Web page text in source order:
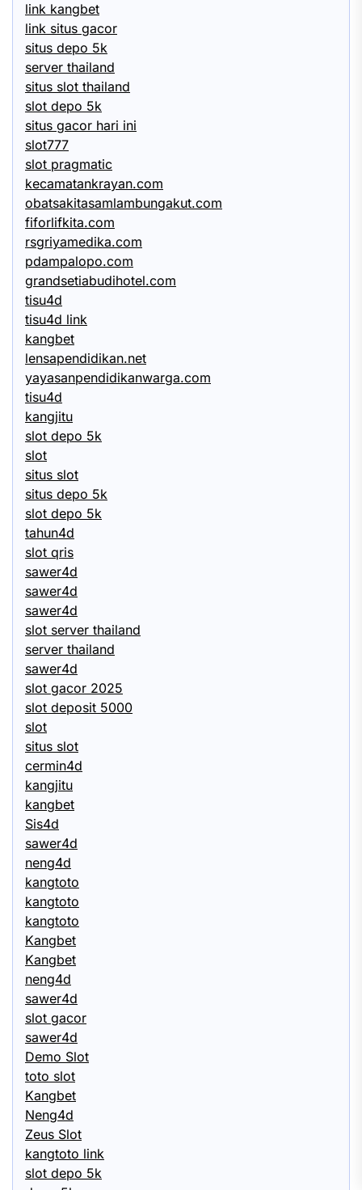
link kangbet
link situs gacor
situs depo 5k
server thailand
situs slot thailand
slot depo 5k
situs gacor hari ini
slot777
slot pragmatic
kecamatankrayan.com
obatsakitasamlambungakut.com
fiforlifkita.com
rsgriyamedika.com
pdampalopo.com
grandsetiabudihotel.com
tisu4d
tisu4d link
kangbet
lensapendidikan.net
yayasanpendidikanwarga.com
tisu4d
kangjitu
slot depo 5k
slot
situs slot
situs depo 5k
slot depo 5k
tahun4d
slot qris
sawer4d
sawer4d
sawer4d
slot server thailand
server thailand
sawer4d
slot gacor 2025
slot deposit 5000
slot
situs slot
cermin4d
kangjitu
kangbet
Sis4d
sawer4d
neng4d
kangtoto
kangtoto
kangtoto
Kangbet
Kangbet
neng4d
sawer4d
slot gacor
sawer4d
Demo Slot
toto slot
Kangbet
Neng4d
Zeus Slot
kangtoto link
slot depo 5k